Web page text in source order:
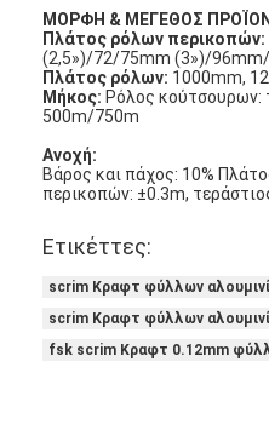
ΜΟΡΦΗ & ΜΕΓΕΘΟΣ
Πλάτος ρόλων περικοπών:
(2,5»)/72/75mm (3»)/96mm/
Πλάτος ρόλων: 1000mm,
Μήκος: Ρόλος κούτσουρων:
500m/750m
Ανοχή:
Βάρος και πάχος: 10%
περικοπών: ±0.3m,
Ετικέττες:
scrim Κραφτ φύλλων
scrim Κραφτ φύλλων
fsk scrim Κραφτ 0.12mm